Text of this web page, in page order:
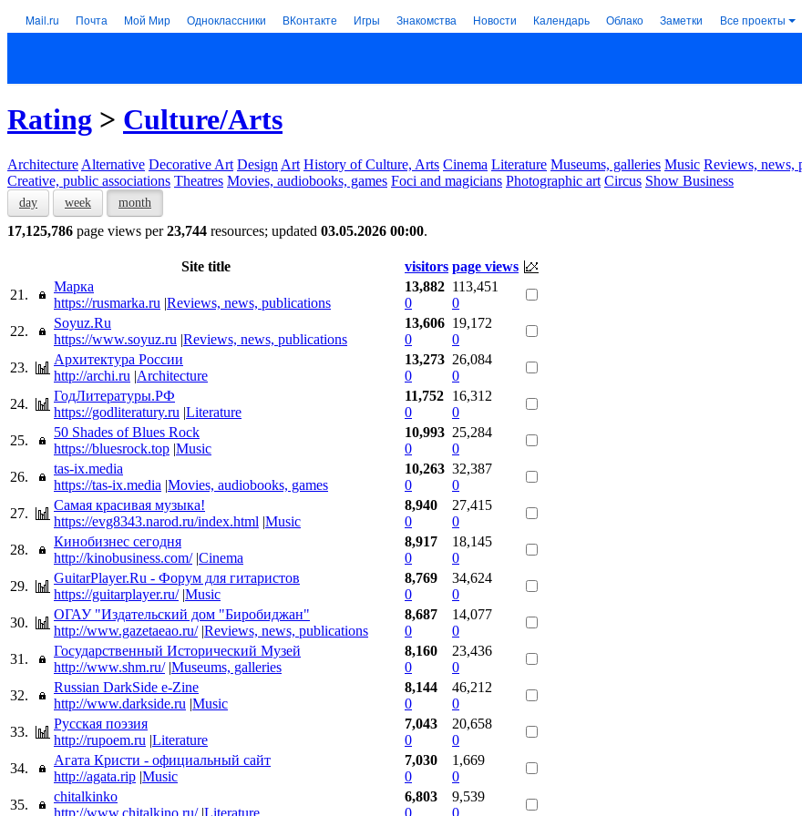
Mail.ru Почта Мой Мир Одноклассники ВКонтакте Игры Знакомства Новости Календарь Облако Заметки Все проекты
Rating > Culture/Arts
Architecture Alternative Decorative Art Design Art History of Culture, Arts Cinema Literature Museums, galleries Music Reviews, news,
Creative, public associations Theatres Movies, audiobooks, games Foci and magicians Photographic art Circus Show Business
day week month
17,125,786 page views per23,744 resources; updated 03.05.2026 00:00.
Site title visitors page views
21.
Марка
https://rusmarka.ru |Reviews, news, publications
13,882
0
113,451
0
22.
Soyuz.Ru
https://www.soyuz.ru |Reviews, news, publications
13,606
0
19,172
0
23.
Архитектура России
http://archi.ru |Architecture
13,273
0
26,084
0
24.
ГодЛитературы.РФ
https://godliteratury.ru |Literature
11,752
0
16,312
0
25.
50 Shades of Blues Rock
https://bluesrock.top |Music
10,993
0
25,284
0
26.
tas-ix.media
https://tas-ix.media |Movies, audiobooks, games
10,263
0
32,387
0
27.
Самая красивая музыка!
https://evg8343.narod.ru/index.html |Music
8,940
0
27,415
0
28.
Кинобизнес сегодня
http://kinobusiness.com/ |Cinema
8,917
0
18,145
0
29.
GuitarPlayer.Ru - Форум для гитаристов
https://guitarplayer.ru/ |Music
8,769
0
34,624
0
30.
ОГАУ "Издательский дом "Биробиджан"
http://www.gazetaeao.ru/ |Reviews, news, publications
8,687
0
14,077
0
31.
Государственный Исторический Музей
http://www.shm.ru/ |Museums, galleries
8,160
0
23,436
0
32.
Russian DarkSide e-Zine
http://www.darkside.ru |Music
8,144
0
46,212
0
33.
Русская поэзия
http://rupoem.ru |Literature
7,043
0
20,658
0
34.
Агата Кристи - официальный сайт
http://agata.rip |Music
7,030
0
1,669
0
35.
chitalkinko
http://www.chitalkino.ru/ |Literature
6,803
0
9,539
0